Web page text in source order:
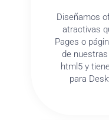
Diseñamos
atractivas
Pages o
de
html5 y
para